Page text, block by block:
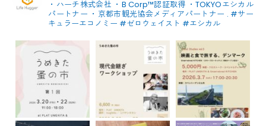
・ハーチ株式会社 ・B Corp™認証取得 ・TOKYOエシカル
パートナー ・京都市観光協会メディアパートナー . #サー
キュラーエコノミー #ゼロウェイスト #エシカル